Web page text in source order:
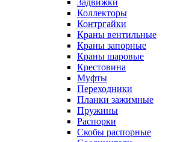
Задвижки
Коллекторы
Контргайки
Краны вентильные
Краны запорные
Краны шаровые
Крестовина
Муфты
Переходники
Планки зажимные
Пружины
Распорки
Скобы распорные